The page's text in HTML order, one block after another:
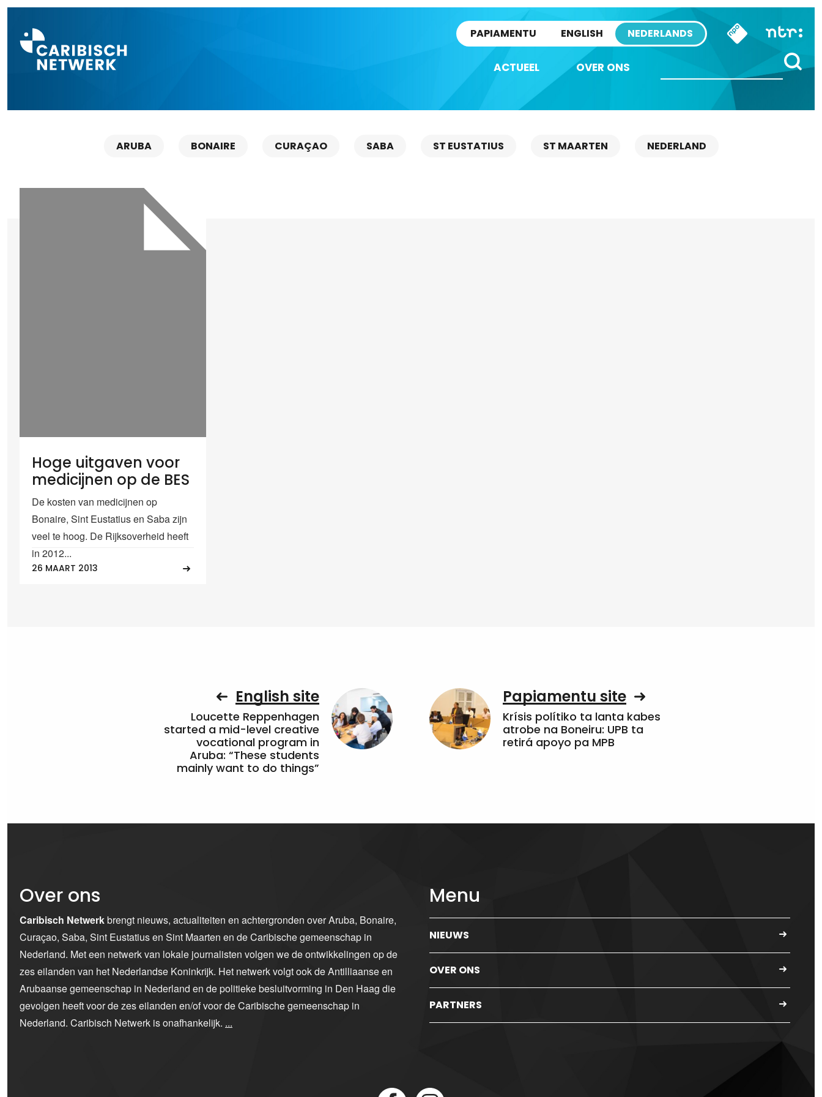
PAPIAMENTU ENGLISH NEDERLANDS
ACTUEEL OVER ONS
ARUBA BONAIRE CURAÇAO SABA ST EUSTATIUS ST MAARTEN NEDERLAND
Hoge uitgaven voor
medicijnen op de BES
De kosten van medicijnen op
Bonaire, Sint Eustatius en Saba zijn
veel te hoog. De Rijksoverheid heeft
in 2012...
26 MAART 2013
English site
Loucette Reppenhagen
started a mid-level creative
vocational program in
Aruba: “These students
mainly want to do things”
Papiamentu site
Krísis polítiko ta lanta kabes
atrobe na Boneiru: UPB ta
retirá apoyo pa MPB
Over ons
Caribisch Netwerkbrengt nieuws, actualiteiten en achtergronden over Aruba, Bonaire,
Curaçao, Saba, Sint Eustatius en Sint Maarten en de Caribische gemeenschap in
Nederland. Met een netwerk van lokale journalisten volgen we de ontwikkelingen op de
zes eilanden van het Nederlandse Koninkrijk. Het netwerk volgt ook de Antilliaanse en
Arubaanse gemeenschap in Nederland en de politieke besluitvorming in Den Haag die
gevolgen heeft voor de zes eilanden en/of voor de Caribische gemeenschap in
Nederland. Caribisch Netwerk is onafhankelijk. ...
Menu
NIEUWS
OVER ONS
PARTNERS